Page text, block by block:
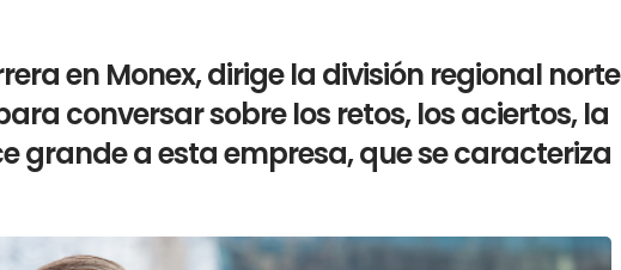
en Monex, dirige la división regional norte
conversar sobre los retos, los aciertos, la
grande a esta empresa, que se caracteriza